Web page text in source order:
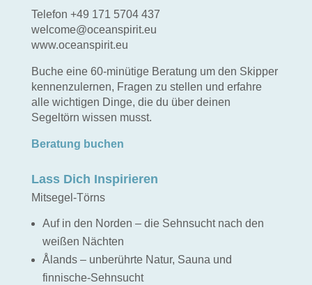
Telefon +49 171 5704 437
welcome@oceanspirit.eu
www.oceanspirit.eu
Buche eine 60-minütige Beratung um den Skipper
kennenzulernen, Fragen zu stellen und erfahre
alle wichtigen Dinge, die du über deinen
Segeltörn wissen musst.
Beratung buchen
Lass Dich Inspirieren
Mitsegel-Törns
Auf in den Norden – die Sehnsucht nach den
weißen Nächten
Ålands – unberührte Natur, Sauna und
finnische-Sehnsucht